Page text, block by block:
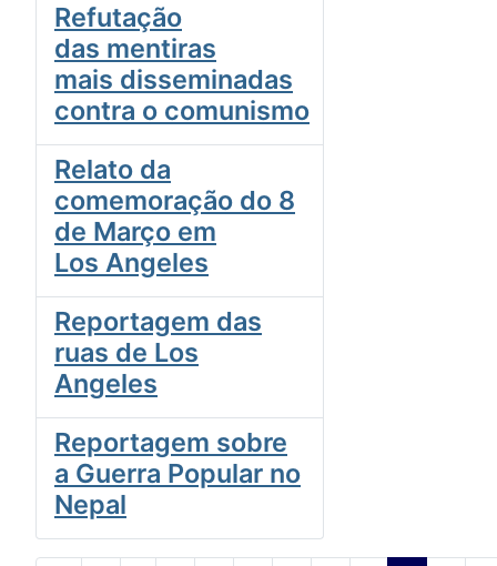
Refutação
das mentiras
mais disseminadas
contra o comunismo
Relato da
comemoração do 8
de Março em
Los Angeles
Reportagem das
ruas de Los
Angeles
Reportagem sobre
a Guerra Popular no
Nepal